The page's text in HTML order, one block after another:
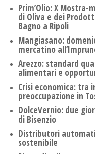
Prim’Olio: X Mostra-
di Oliva e dei
Bagno a Ripoli
Mangiasano:
mercatino
Arezzo: standard
alimentari e
Crisi economica: tra
preoccupazione in
DolceVernio: due
di Bisenzio
Distributori
sostenibile